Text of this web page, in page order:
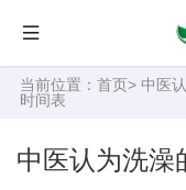
当前位置： 首页> 中医
时间表
中医认为洗澡